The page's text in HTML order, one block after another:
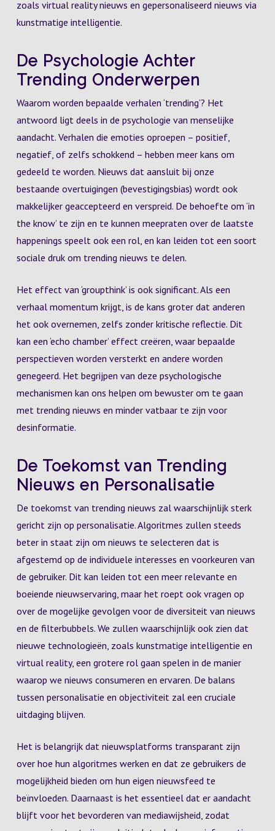
zoals virtual reality nieuws en gepersonaliseerd nieuws via
kunstmatige intelligentie.
De Psychologie Achter
Trending Onderwerpen
Waarom worden bepaalde verhalen ‘trending’? Het
antwoord ligt deels in de psychologie van menselijke
aandacht. Verhalen die emoties oproepen – positief,
negatief, of zelfs schokkend – hebben meer kans om
gedeeld te worden. Nieuws dat aansluit bij onze
bestaande overtuigingen (bevestigingsbias) wordt ook
makkelijker geaccepteerd en verspreid. De behoefte om ‘in
the know’ te zijn en te kunnen meepraten over de laatste
happenings speelt ook een rol, en kan leiden tot een soort
sociale druk om trending nieuws te delen.
Het effect van ‘groupthink’ is ook significant. Als een
verhaal momentum krijgt, is de kans groter dat anderen
het ook overnemen, zelfs zonder kritische reflectie. Dit
kan een ‘echo chamber’ effect creëren, waar bepaalde
perspectieven worden versterkt en andere worden
genegeerd. Het begrijpen van deze psychologische
mechanismen kan ons helpen om bewuster om te gaan
met trending nieuws en minder vatbaar te zijn voor
desinformatie.
De Toekomst van Trending
Nieuws en Personalisatie
De toekomst van trending nieuws zal waarschijnlijk sterk
gericht zijn op personalisatie. Algoritmes zullen steeds
beter in staat zijn om nieuws te selecteren dat is
afgestemd op de individuele interesses en voorkeuren van
de gebruiker. Dit kan leiden tot een meer relevante en
boeiende nieuwservaring, maar het roept ook vragen op
over de mogelijke gevolgen voor de diversiteit van nieuws
en de filterbubbels. We zullen waarschijnlijk ook zien dat
nieuwe technologieën, zoals kunstmatige intelligentie en
virtual reality, een grotere rol gaan spelen in de manier
waarop we nieuws consumeren en ervaren. De balans
tussen personalisatie en objectiviteit zal een cruciale
uitdaging blijven.
Het is belangrijk dat nieuwsplatforms transparant zijn
over hoe hun algoritmes werken en dat ze gebruikers de
mogelijkheid bieden om hun eigen nieuwsfeed te
beïnvloeden. Daarnaast is het essentieel dat er aandacht
blijft voor het bevorderen van mediawijsheid, zodat